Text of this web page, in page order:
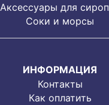
Аксессуары для
Соки и морсы
ИНФОРМАЦИЯ
Контакты
Как оплатить